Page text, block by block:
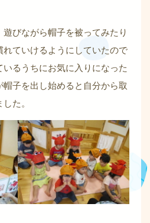
びながら帽子を被ってみたり
れていけるようにしていたので
るうちにお気に入りになった
子を出し始めると自分から取
た。